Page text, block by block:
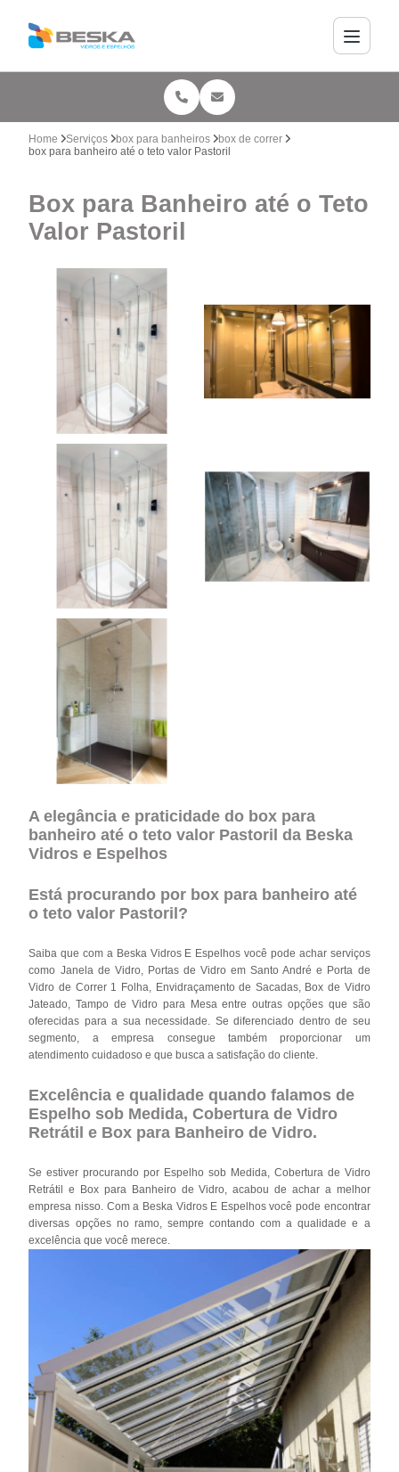
Home Serviços box para banheiros
box de correr
box para banheiro até o teto valor Pastoril
Box para Banheiro até o Teto
Valor Pastoril
A elegância e praticidade do box para
banheiro até o teto valor Pastoril da Beska
Vidros e Espelhos
Está procurando por box para banheiro até
o teto valor Pastoril?
Saiba que com a Beska Vidros E Espelhos você pode achar serviços
como Janela de Vidro, Portas de Vidro em Santo André e Porta de
Vidro de Correr 1 Folha, Envidraçamento de Sacadas, Box de Vidro
Jateado, Tampo de Vidro para Mesa entre outras opções que são
oferecidas para a sua necessidade. Se diferenciado dentro de seu
segmento, a empresa consegue também proporcionar um
atendimento cuidadoso e que busca a satisfação do cliente.
Excelência e qualidade quando falamos de
Espelho sob Medida, Cobertura de Vidro
Retrátil e Box para Banheiro de Vidro.
Se estiver procurando por Espelho sob Medida, Cobertura de Vidro
Retrátil e Box para Banheiro de Vidro, acabou de achar a melhor
empresa nisso. Com a Beska Vidros E Espelhos você pode encontrar
diversas opções no ramo, sempre contando com a qualidade e a
excelência que você merece.